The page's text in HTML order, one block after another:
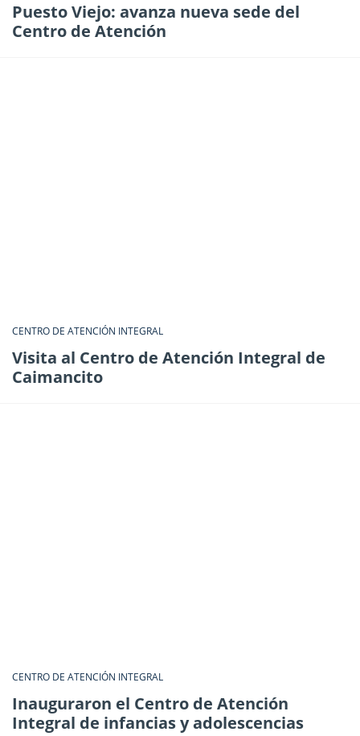
Puesto Viejo: avanza nueva sede del
Centro de Atención
CENTRO DE ATENCIÓN INTEGRAL
Visita al Centro de Atención Integral de
Caimancito
CENTRO DE ATENCIÓN INTEGRAL
Inauguraron el Centro de Atención
Integral de infancias y adolescencias